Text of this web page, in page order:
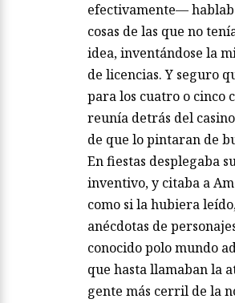
efectivamente—
cosas de las que no
idea, inventándose la
de licencias. Y seguro
para los cuatro o cinco
reunía detrás del
de que lo pintaran de
En fiestas desplegaba
inventivo, y citaba a
como si la hubiera
anécdotas de
conocido polo mundo
que hasta llamaban la
gente más cerril de la